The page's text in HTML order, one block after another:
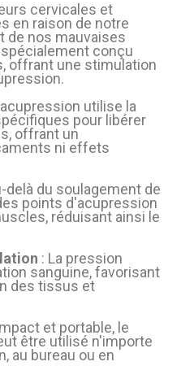
(1 avis)
cervicales et
en raison de notre
de nos mauvaises
conçu
offrant une stimulation
utilise la
pour libérer
offrant un
ni effets
delà du soulagement de
points d'acupression
réduisant ainsi le
: La pression
sanguine, favorisant
des tissus et
et portable, le
être utilisé n'importe
au bureau ou en